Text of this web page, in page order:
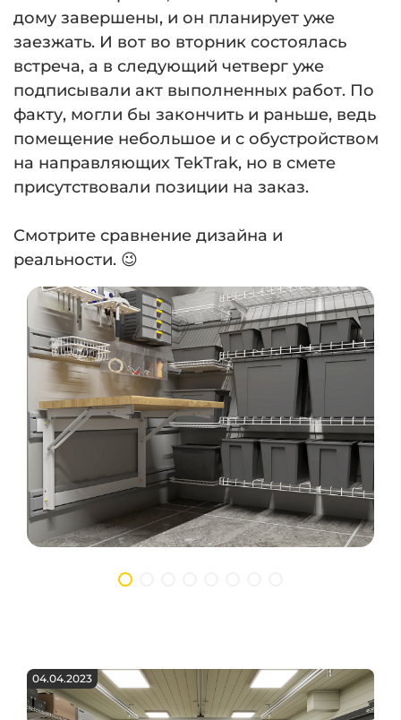
дому завершены, и он планирует уже
заезжать. И вот во вторник состоялась
встреча, а в следующий четверг уже
подписывали акт выполненных работ. По
факту, могли бы закончить и раньше, ведь
помещение небольшое и с обустройством
на направляющих TekTrak, но в смете
присутствовали позиции на заказ.
Смотрите сравнение дизайна и
реальности. 😉
04.04.2023